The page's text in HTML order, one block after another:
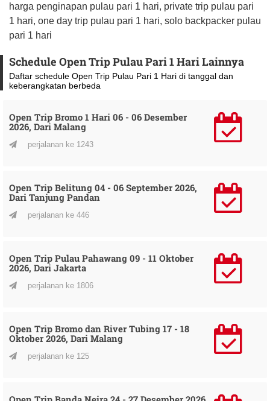
harga penginapan pulau pari 1 hari, private trip pulau pari
1 hari, one day trip pulau pari 1 hari, solo backpacker pulau
pari 1 hari
Schedule Open Trip Pulau Pari 1 Hari Lainnya
Daftar schedule Open Trip Pulau Pari 1 Hari di tanggal dan
keberangkatan berbeda
Open Trip Bromo 1 Hari 06 - 06 Desember
2026, Dari Malang
perjalanan ke 1243
Open Trip Belitung 04 - 06 September 2026,
Dari Tanjung Pandan
perjalanan ke 446
Open Trip Pulau Pahawang 09 - 11 Oktober
2026, Dari Jakarta
perjalanan ke 1806
Open Trip Bromo dan River Tubing 17 - 18
Oktober 2026, Dari Malang
perjalanan ke 125